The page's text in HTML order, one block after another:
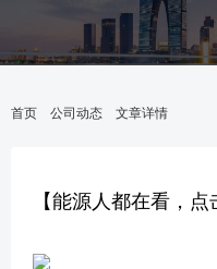
首页 公司动态 文章详情
【能源人都在看，点